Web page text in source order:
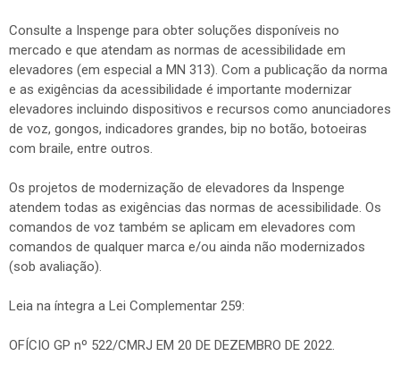
Consulte a Inspenge para obter soluções disponíveis no
mercado e que atendam as normas de acessibilidade em
elevadores (em especial a MN 313). Com a publicação da norma
e as exigências da acessibilidade é importante modernizar
elevadores incluindo dispositivos e recursos como anunciadores
de voz, gongos, indicadores grandes, bip no botão, botoeiras
com braile, entre outros.
Os projetos de modernização de elevadores da Inspenge
atendem todas as exigências das normas de acessibilidade. Os
comandos de voz também se aplicam em elevadores com
comandos de qualquer marca e/ou ainda não modernizados
(sob avaliação).
Leia na íntegra a Lei Complementar 259:
OFÍCIO GP nº 522/CMRJ EM 20 DE DEZEMBRO DE 2022.